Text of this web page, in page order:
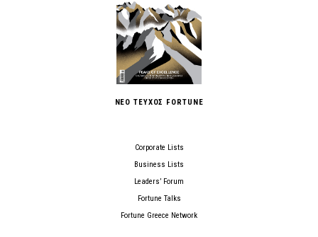
ΝΕΟ ΤΕΥΧΟΣ FORTUNE
Corporate Lists
Business Lists
Leaders’ Forum
Fortune Talks
Fortune Greece Network